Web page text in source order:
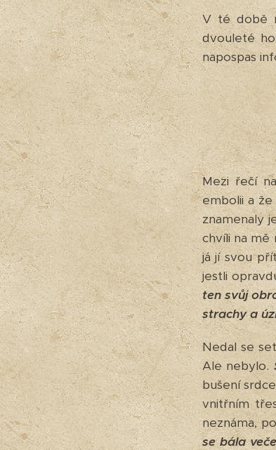
V té době
dvouleté
napospas
Mezi řečí
embolii a
znamenaly
chvíli na mě
já jí svou
jestli
ten svůj
strachy a
Nedal se
Ale nebylo.
bušení
vnitřním
neznáma,
se bála